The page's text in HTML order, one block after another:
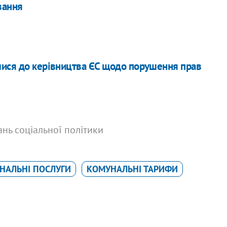
до керівництва ЄС щодо порушення прав
соціальної політики
ПОСЛУГИ КОМУНАЛЬНІ ТАРИФИ